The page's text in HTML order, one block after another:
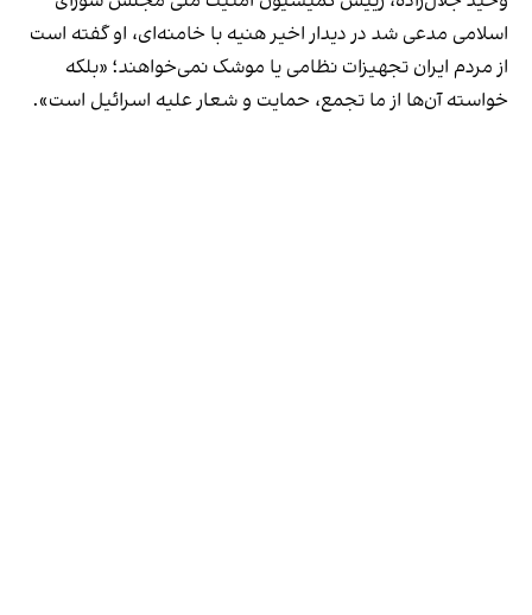
اسلامی مدعی شد در دیدار اخیر هنیه با خامنه‌ای، او گفته است
از مردم ایران تجهیزات نظامی یا موشک نمی‌خواهند؛ «بلکه
خواسته آن‌ها از ما تجمع، حمایت و شعار علیه اسرائیل است».